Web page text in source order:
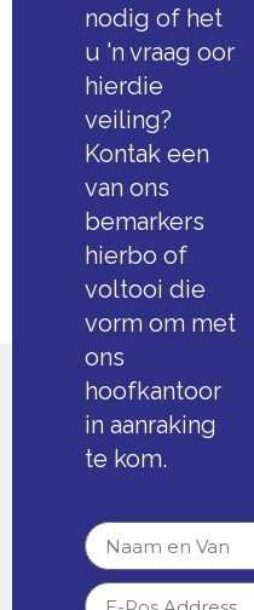
nodig of het
u 'n vraag oor
hierdie
veiling?
Kontak een
van ons
bemarkers
hierbo of
voltooi die
vorm om met
ons
hoofkantoor
in aanraking
te kom.